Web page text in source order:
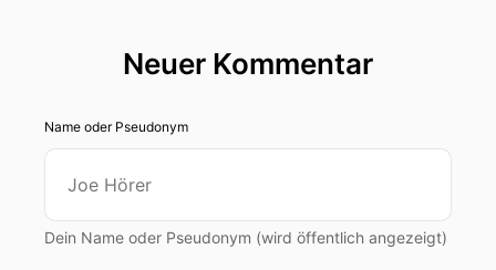
Neuer Kommentar
Name oder Pseudonym
Dein Name oder Pseudonym (wird öffentlich angezeigt)